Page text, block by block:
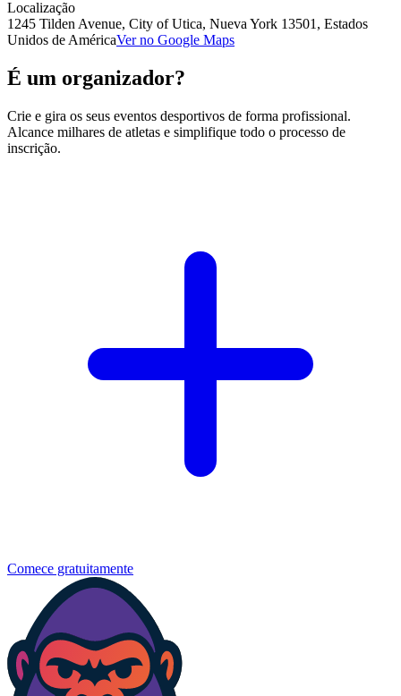
Localização
1245 Tilden Avenue, City of Utica, Nueva York 13501, Estados
Unidos de AméricaVer no Google Maps
É um organizador?
Crie e gira os seus eventos desportivos de forma profissional.
Alcance milhares de atletas e simplifique todo o processo de
inscrição.
Comece gratuitamente